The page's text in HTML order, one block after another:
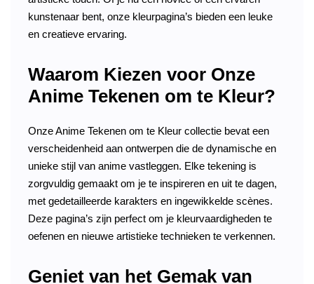
kunstenaar bent, onze kleurpagina’s bieden een leuke
en creatieve ervaring.
Waarom Kiezen voor Onze
Anime Tekenen om te Kleur?
Onze Anime Tekenen om te Kleur collectie bevat een
verscheidenheid aan ontwerpen die de dynamische en
unieke stijl van anime vastleggen. Elke tekening is
zorgvuldig gemaakt om je te inspireren en uit te dagen,
met gedetailleerde karakters en ingewikkelde scènes.
Deze pagina’s zijn perfect om je kleurvaardigheden te
oefenen en nieuwe artistieke technieken te verkennen.
Geniet van het Gemak van